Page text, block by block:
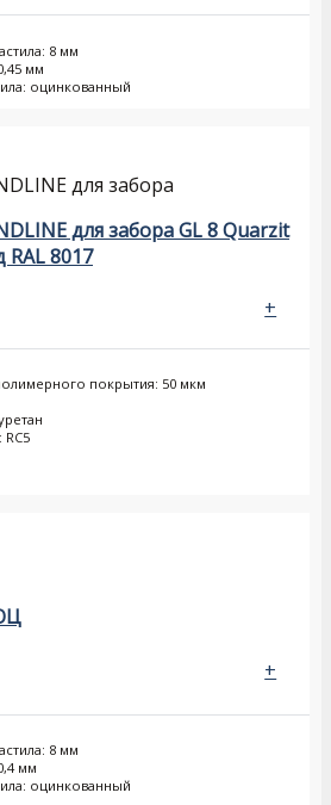
8 мм
мм
оцинкованный
для забора
для забора GL 8 Quarzit
8017
покрытия: 50 мкм
+
8 мм
мм
оцинкованный
+